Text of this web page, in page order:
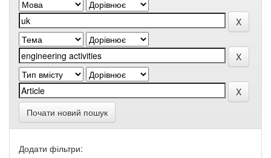
Почати новий пошук
Додати фільтри: